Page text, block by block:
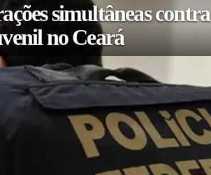
simultâneas contra
no Ceará